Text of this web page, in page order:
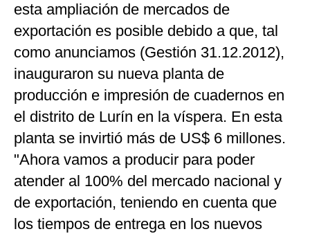
esta ampliación de mercados de
exportación es posible debido a que, tal
como anunciamos (Gestión 31.12.2012),
inauguraron su nueva planta de
producción e impresión de cuadernos en
el distrito de Lurín en la víspera. En esta
planta se invirtió más de US$ 6 millones.
"Ahora vamos a producir para poder
atender al 100% del mercado nacional y
de exportación, teniendo en cuenta que
los tiempos de entrega en los nuevos